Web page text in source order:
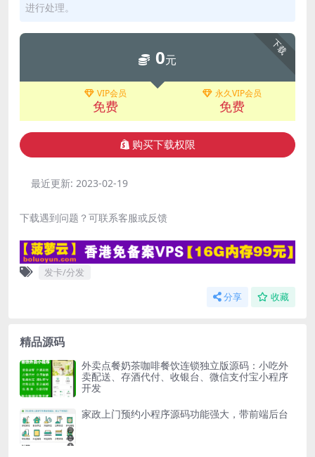
进行处理。
下载
0元
VIP会员
免费
永久VIP会员
免费
购买下载权限
最近更新: 2023-02-19
下载遇到问题？可联系客服或反馈
发卡/分发
分享 收藏
精品源码
外卖点餐奶茶咖啡餐饮连锁独立版源码：小吃外
卖配送、存酒代付、收银台、微信支付宝小程序
开发
家政上门预约小程序源码功能强大，带前端后台